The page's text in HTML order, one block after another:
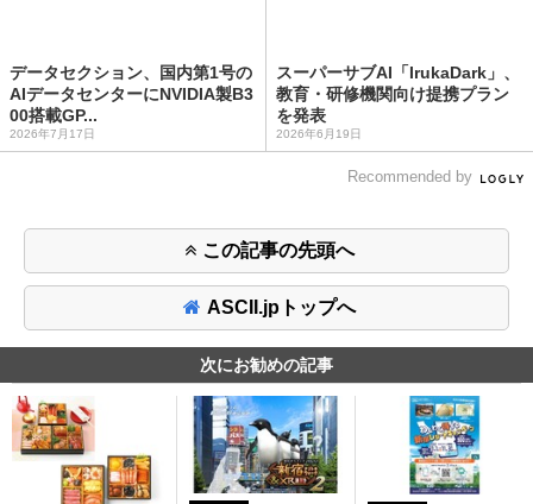
データセクション、国内第1号の
AIデータセンターにNVIDIA製B3
00搭載GP...
2026年7月17日
スーパーサブAI「IrukaDark」、
教育・研修機関向け提携プラン
を発表
2026年6月19日
Recommended by
この記事の先頭へ
ASCII.jpトップへ
次にお勧めの記事